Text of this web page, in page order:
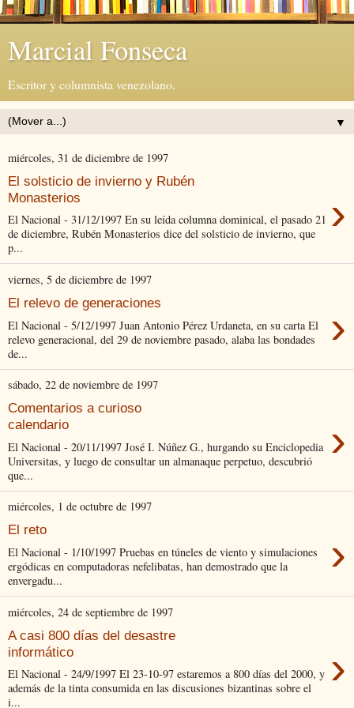
Marcial Fonseca
Escritor y columnista venezolano.
▼
miércoles, 31 de diciembre de 1997
El solsticio de invierno y Rubén
Monasterios
›
El Nacional - 31/12/1997 En su leída columna dominical, el pasado 21
de diciembre, Rubén Monasterios dice del solsticio de invierno, que
p...
viernes, 5 de diciembre de 1997
El relevo de generaciones ›
El Nacional - 5/12/1997 Juan Antonio Pérez Urdaneta, en su carta El
relevo generacional, del 29 de noviembre pasado, alaba las bondades
de...
sábado, 22 de noviembre de 1997
Comentarios a curioso
calendario
›
El Nacional - 20/11/1997 José I. Núñez G., hurgando su Enciclopedia
Universitas, y luego de consultar un almanaque perpetuo, descubrió
que...
miércoles, 1 de octubre de 1997
El reto ›
El Nacional - 1/10/1997 Pruebas en túneles de viento y simulaciones
ergódicas en computadoras nefelibatas, han demostrado que la
envergadu...
miércoles, 24 de septiembre de 1997
A casi 800 días del desastre
informático
›
El Nacional - 24/9/1997 El 23-10-97 estaremos a 800 días del 2000, y
además de la tinta consumida en las discusiones bizantinas sobre el
i...